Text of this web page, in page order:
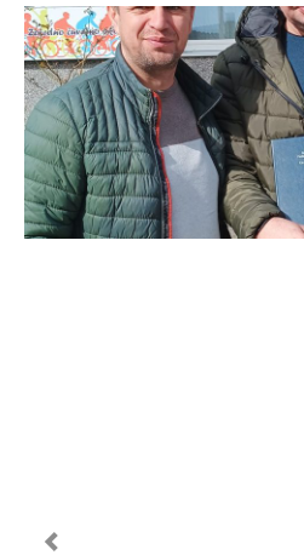
Službeni glasnici
Javne nabavke
Značajni datumi i
Program energetske
sektoru